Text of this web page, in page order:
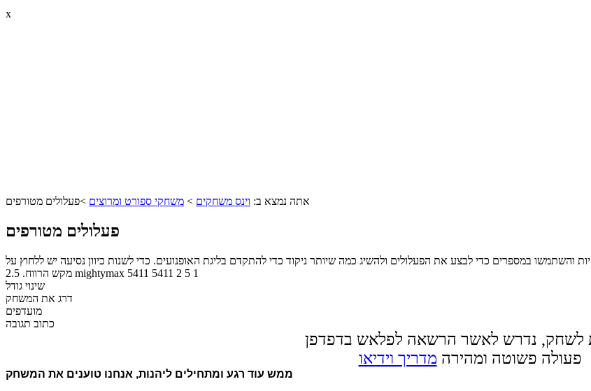
x
אתה נמצא ב: וינס משחקים > משחקי ספורט ומרוצים >פעלולים מטורפים
פעלולים מטורפים
במספרים כדי לבצע את הפעלולים ולהשיג כמה שיותר ניקוד כדי להתקדם בליגת האופנועים. כדי לשנות כיוון נסיעה יש ללחוץ על
מקש הרווח. 2.5 mightymax 5411 5411 2 5 1
שינוי גודל
דרג את המשחק
מועדפים
כתוב תגובה
לשחק, נדרש לאשר הרשאה לפלאש בדפדפן
פעולה פשוטה ומהירה מדריך וידיאו
ממש עוד רגע ומתחילים ליהנות, אנחנו טוענים את המשחק